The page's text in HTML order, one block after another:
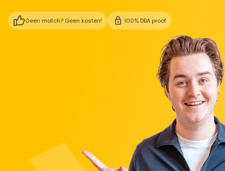
Geen match? Geen kosten! 100% DBA proof